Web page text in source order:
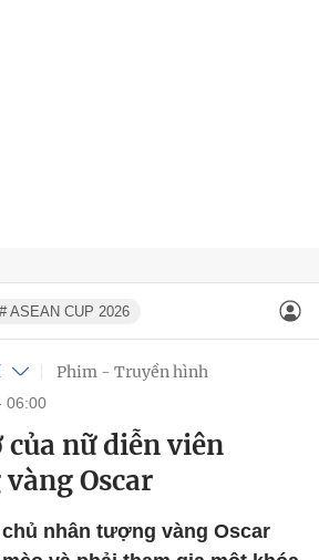
# ASEAN CUP 2026
Phim - Truyền hình
06:00
của nữ diễn viên
Oscar
chủ nhân tượng vàng Oscar